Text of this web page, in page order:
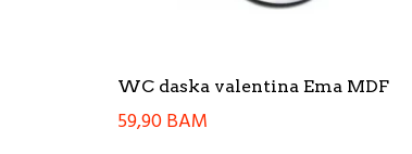
WC daska valentina Ema MDF
59,90BAM